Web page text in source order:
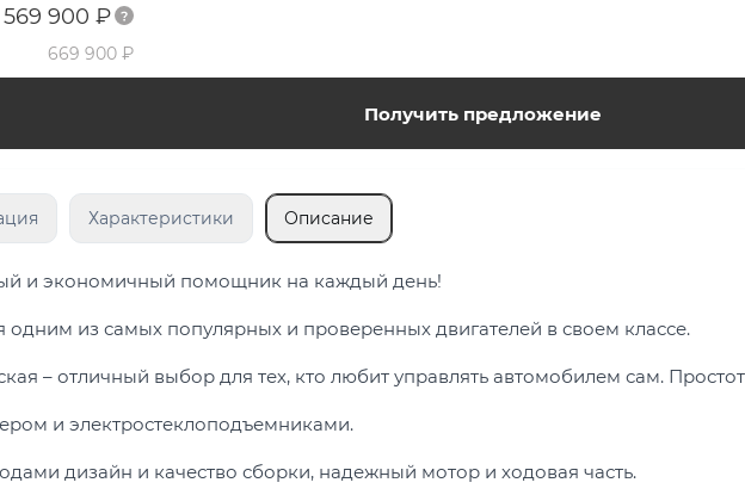
569 900 ₽
669 900 ₽
Получить предложение
Характеристики Описание
и экономичный помощник на каждый день!
одним из самых популярных и проверенных двигателей в своем классе.
– отличный выбор для тех, кто любит управлять автомобилем сам.
и электростеклоподъемниками.
дизайн и качество сборки, надежный мотор и ходовая часть.